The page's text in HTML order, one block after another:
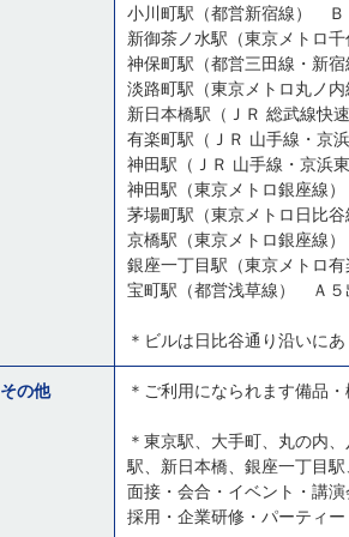
小川町駅（都営新宿線）
新御茶ノ水駅（東京メトロ
神保町駅（都営三田線・新
淡路町駅（東京メトロ丸ノ
新日本橋駅（ＪＲ 総武線
有楽町駅（ＪＲ 山手線・
神田駅（ＪＲ 山手線・京
神田駅（東京メトロ銀座線
京橋駅（東京メトロ銀座線
銀座一丁目駅（東京メトロ
宝町駅（都営浅草線） Ａ
＊ビルは日比谷通り沿いに
その他 ＊ご利用になられます備品
＊東京駅、大手町、丸の内
駅、新日本橋、銀座一丁目
面接・会合・イベント・講
採用・企業研修・パーティ